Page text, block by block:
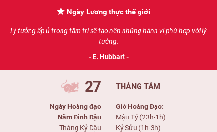
Ngày Lương thực thế giới
Lý tưởng ấp ủ trong tâm trí sẽ tạo nên những hành vi phù hợp với lý
tưởng.
- E. Hubbart -
27
Ngày Hoàng đạo
Năm Đinh Dậu
Tháng Kỷ Dậu
THÁNG TÁM
Giờ Hoàng Đạo:
Mậu Tý (23h-1h)
Kỷ Sửu (1h-3h)